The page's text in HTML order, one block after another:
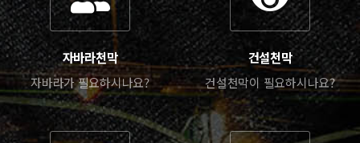
자바라천막
자바라가 필요하시나요?
건설천막
건설천막이 필요하시나요?